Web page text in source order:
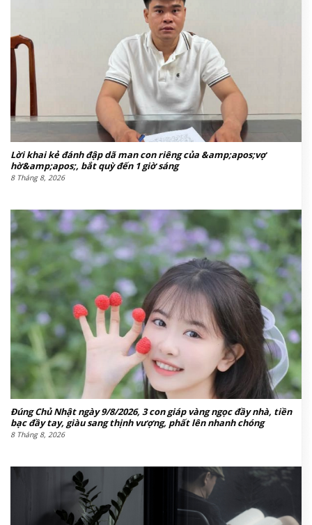
Lời khai kẻ đánh đập dã man con riêng của &amp;apos;vợ
hờ&amp;apos;, bắt quỳ đến 1 giờ sáng
8 Tháng 8, 2026
Đúng Chủ Nhật ngày 9/8/2026, 3 con giáp vàng ngọc đầy nhà, tiền
bạc đầy tay, giàu sang thịnh vượng, phất lên nhanh chóng
8 Tháng 8, 2026